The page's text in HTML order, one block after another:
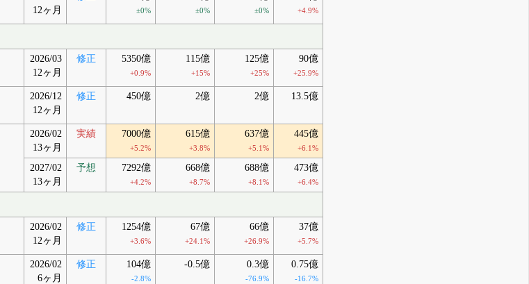
12ヶ月
±0% ±0% ±0% +4.9%
2026/03
12ヶ月
修正 5350億
+0.9%
115億
+15%
125億
+25%
90億
+25.9%
2026/12
12ヶ月
修正 450億 2億 2億 13.5億
2026/02
13ヶ月
実績 7000億
+5.2%
615億
+3.8%
637億
+5.1%
445億
+6.1%
2027/02
13ヶ月
予想 7292億
+4.2%
668億
+8.7%
688億
+8.1%
473億
+6.4%
2026/02
12ヶ月
修正 1254億
+3.6%
67億
+24.1%
66億
+26.9%
37億
+5.7%
2026/02
6ヶ月
修正 104億
-2.8%
-0.5億 0.3億
-76.9%
0.75億
-16.7%